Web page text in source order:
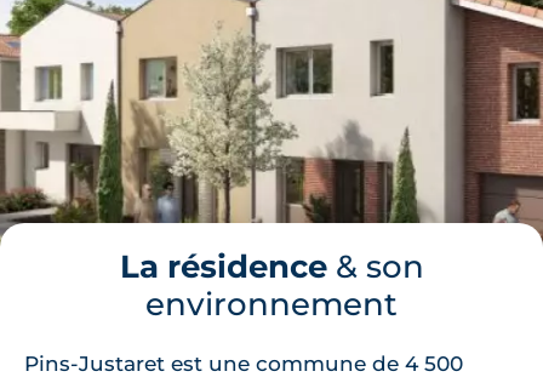
La résidence& son
environnement
Pins-Justaret est une commune de 4 500